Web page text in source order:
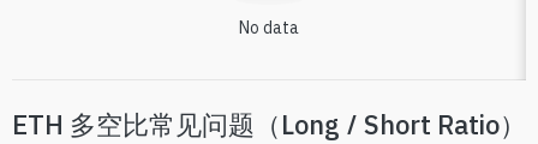
No data
ETH 多空比常见问题（Long / Short Ratio）